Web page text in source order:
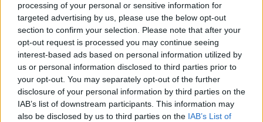
processing of your personal or sensitive information for
targeted advertising by us, please use the below opt-out
section to confirm your selection. Please note that after your
opt-out request is processed you may continue seeing
interest-based ads based on personal information utilized by
us or personal information disclosed to third parties prior to
your opt-out. You may separately opt-out of the further
disclosure of your personal information by third parties on the
IAB’s list of downstream participants. This information may
also be disclosed by us to third parties on the IAB’s List of
El Montsià haurà de contribuir amb 442,4 MW
d’energia solar fotovoltaica i 888,9 MW
d’eòlica en l’horitzó de 2050
10 de febrer de 2026